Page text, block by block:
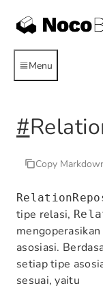
Menu
#
Copy
tipe relasi,
asosiasi.
setiap tipe
sesuai, yaitu